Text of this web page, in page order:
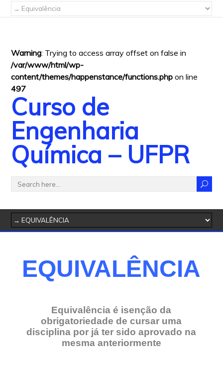
Warning: Trying to access array offset on false in
/var/www/html/wp-
content/themes/happenstance/functions.php on line
497
Curso de
Engenharia
Química – UFPR
EQUIVALÊNCIA
Equivalência é isenção da
obrigatoriedade de cursar uma
disciplina por já ter sido aprovado na
mesma anteriormente